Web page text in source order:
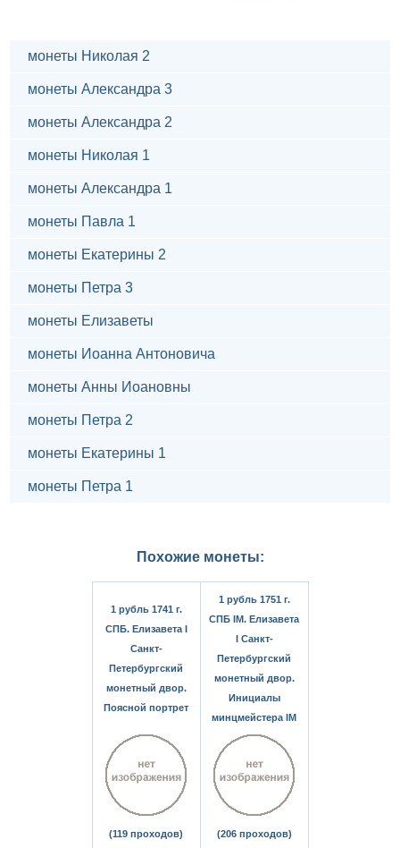
монеты Николая 2
монеты Александра 3
монеты Александра 2
монеты Николая 1
монеты Александра 1
монеты Павла 1
монеты Екатерины 2
монеты Петра 3
монеты Елизаветы
монеты Иоанна Антоновича
монеты Анны Иоановны
монеты Петра 2
монеты Екатерины 1
монеты Петра 1
Похожие монеты:
1 рубль 1741 г.
СПБ. Елизавета I
Санкт-
Петербургский
монетный двор.
Поясной портрет
(119 проходов)
1 рубль 1751 г.
СПБ IМ. Елизавета
I Санкт-
Петербургский
монетный двор.
Инициалы
минцмейстера IM
(206 проходов)